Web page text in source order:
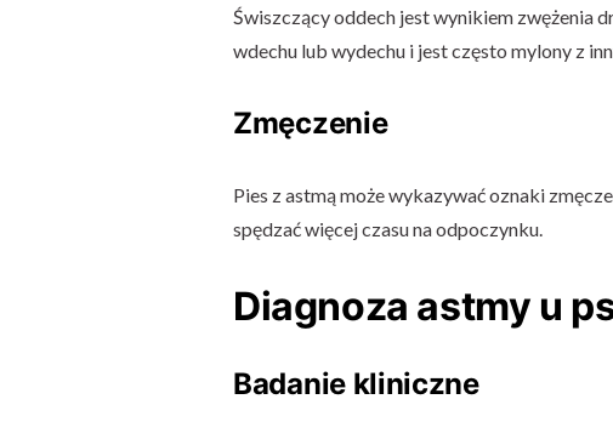
Świszczący oddech jest wynikiem zwężenia
wdechu lub wydechu i jest często mylony z
Zmęczenie
Pies z astmą może wykazywać oznaki
spędzać więcej czasu na odpoczynku.
Diagnoza astmy u
Badanie kliniczne